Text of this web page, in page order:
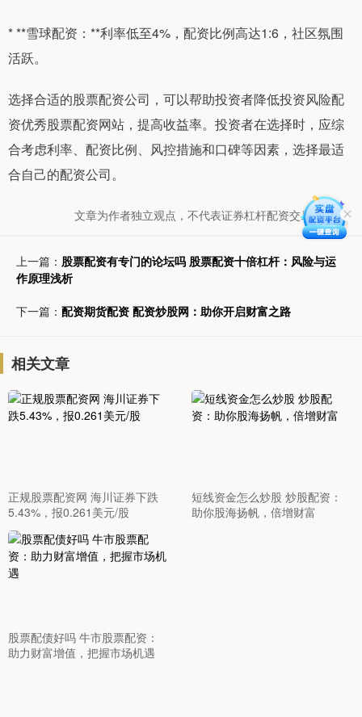
* **雪球配资：**利率低至4%，配资比例高达1:6，社区氛围
活跃。
选择合适的股票配资公司，可以帮助投资者降低投资风险配
资优秀股票配资网站，提高收益率。投资者在选择时，应综
合考虑利率、配资比例、风控措施和口碑等因素，选择最适
合自己的配资公司。
文章为作者独立观点，不代表证券杠杆配资交易网观点
上一篇： 股票配资有专门的论坛吗 股票配资十倍杠杆：风险与运
作原理浅析
下一篇： 配资期货配资 配资炒股网：助你开启财富之路
相关文章
正规股票配资网 海川证券下跌
5.43%，报0.261美元/股
短线资金怎么炒股 炒股配资：
助你股海扬帆，倍增财富
股票配债好吗 牛市股票配资：
助力财富增值，把握市场机遇